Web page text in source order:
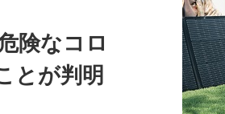
険なコロ
とが判明